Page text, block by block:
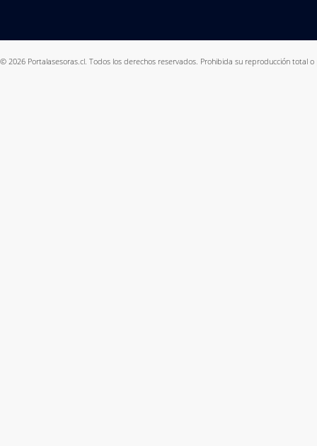
© 2026 Portalasesoras.cl. Todos los derechos reservados. Prohibida su reproducción total